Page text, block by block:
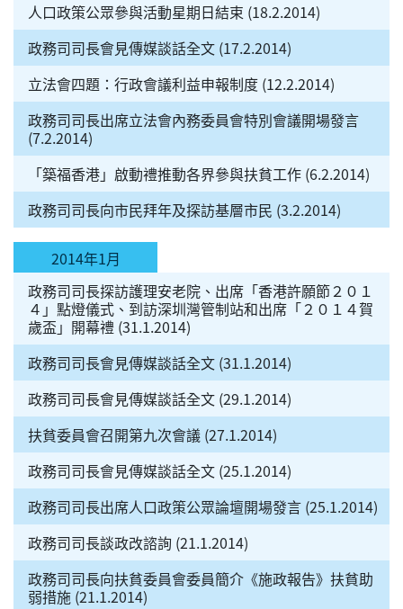
人口政策公眾參與活動星期日結束 (18.2.2014)
政務司司長會見傳媒談話全文 (17.2.2014)
立法會四題：行政會議利益申報制度 (12.2.2014)
政務司司長出席立法會內務委員會特別會議開場發言
(7.2.2014)
「築福香港」啟動禮推動各界參與扶貧工作 (6.2.2014)
政務司司長向市民拜年及探訪基層市民 (3.2.2014)
2014年1月
政務司司長探訪護理安老院、出席「香港許願節２０１
４」點燈儀式、到訪深圳灣管制站和出席「２０１４賀
歲盃」開幕禮 (31.1.2014)
政務司司長會見傳媒談話全文 (31.1.2014)
政務司司長會見傳媒談話全文 (29.1.2014)
扶貧委員會召開第九次會議 (27.1.2014)
政務司司長會見傳媒談話全文 (25.1.2014)
政務司司長出席人口政策公眾論壇開場發言 (25.1.2014)
政務司司長談政改諮詢 (21.1.2014)
政務司司長向扶貧委員會委員簡介《施政報告》扶貧助
弱措施 (21.1.2014)